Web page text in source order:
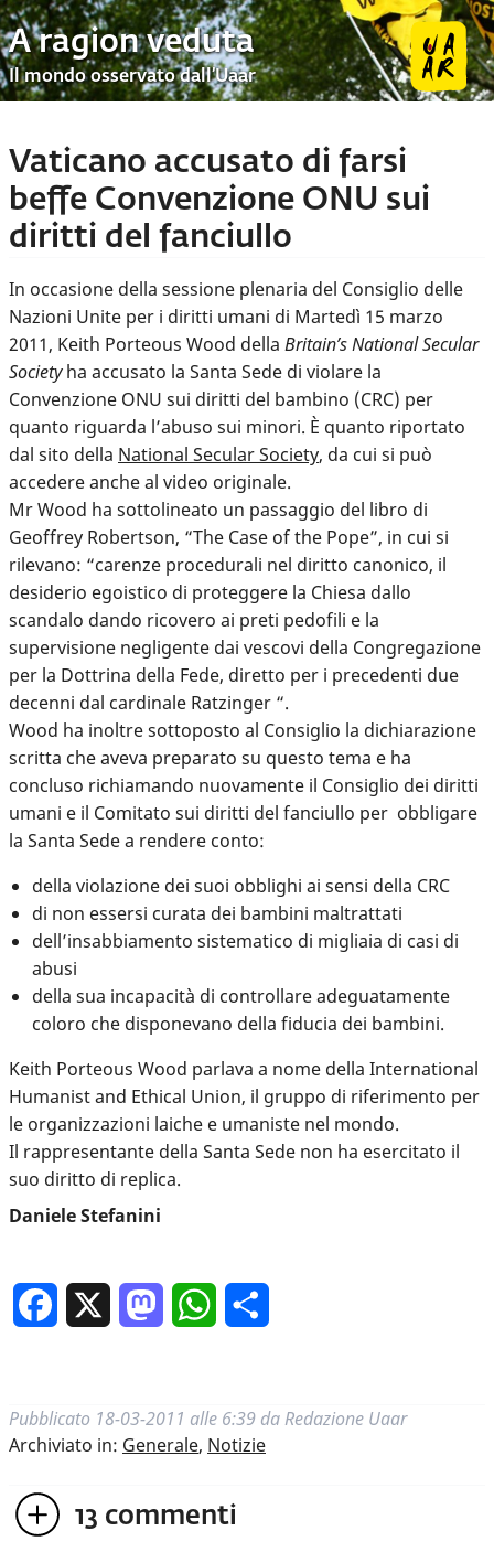
A ragion veduta
Il mondo osservato dall’Uaar
Vaticano accusato di farsi
beffe Convenzione ONU sui
diritti del fanciullo
In occasione della sessione plenaria del Consiglio delle
Nazioni Unite per i diritti umani di Martedì 15 marzo
2011, Keith Porteous Wood della Britain’s National Secular
Societyha accusato la Santa Sede di violare la
Convenzione ONU sui diritti del bambino (CRC) per
quanto riguarda l’abuso sui minori. È quanto riportato
dal sito della National Secular Society, da cui si può
accedere anche al video originale.
Mr Wood ha sottolineato un passaggio del libro di
Geoffrey Robertson, “The Case of the Pope”, in cui si
rilevano: “carenze procedurali nel diritto canonico, il
desiderio egoistico di proteggere la Chiesa dallo
scandalo dando ricovero ai preti pedofili e la
supervisione negligente dai vescovi della Congregazione
per la Dottrina della Fede, diretto per i precedenti due
decenni dal cardinale Ratzinger “.
Wood ha inoltre sottoposto al Consiglio la dichiarazione
scritta che aveva preparato su questo tema e ha
concluso richiamando nuovamente il Consiglio dei diritti
umani e il Comitato sui diritti del fanciullo per obbligare
la Santa Sede a rendere conto:
della violazione dei suoi obblighi ai sensi della CRC
di non essersi curata dei bambini maltrattati
dell’insabbiamento sistematico di migliaia di casi di
abusi
della sua incapacità di controllare adeguatamente
coloro che disponevano della fiducia dei bambini.
Keith Porteous Wood parlava a nome della International
Humanist and Ethical Union, il gruppo di riferimento per
le organizzazioni laiche e umaniste nel mondo.
Il rappresentante della Santa Sede non ha esercitato il
suo diritto di replica.
Daniele Stefanini
Facebook MastodonWhatsApp
Pubblicato 18-03-2011 alle 6:39 da Redazione Uaar
Archiviato in: Generale, Notizie
13 commenti